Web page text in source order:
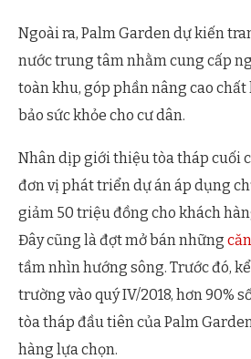
Ngoài ra, Palm Garden dự kiến
nước trung tâm nhằm cung cấp
toàn khu, góp phần nâng cao chất
bảo sức khỏe cho cư dân.
Nhân dịp giới thiệu tòa tháp cuối
đơn vị phát triển dự án áp dụng
giảm 50 triệu đồng cho khách
Đây cũng là đợt mở bán những
tầm nhìn hướng sông. Trước đó,
trường vào quý IV/2018, hơn 90%
tòa tháp đầu tiên của Palm
hàng lựa chọn.